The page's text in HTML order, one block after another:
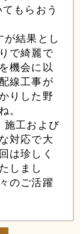
もらおう
が結果とし
で綺麗で
機会に以
線工事が
りした野
。
施工および
対応で大
は珍しく
しまし
のご活躍